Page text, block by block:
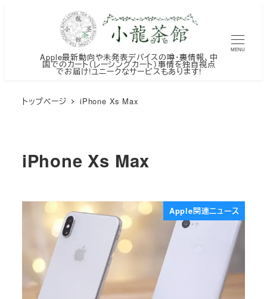
Apple最新動向や未発表デバイスの噂・裏情報、中
国でのカート（レーシングカート）事情を独自視点
でお届け!ユニークなサービスもあります!
MENU
トップページ iPhone Xs Max
iPhone Xs Max
Apple関連ニュース